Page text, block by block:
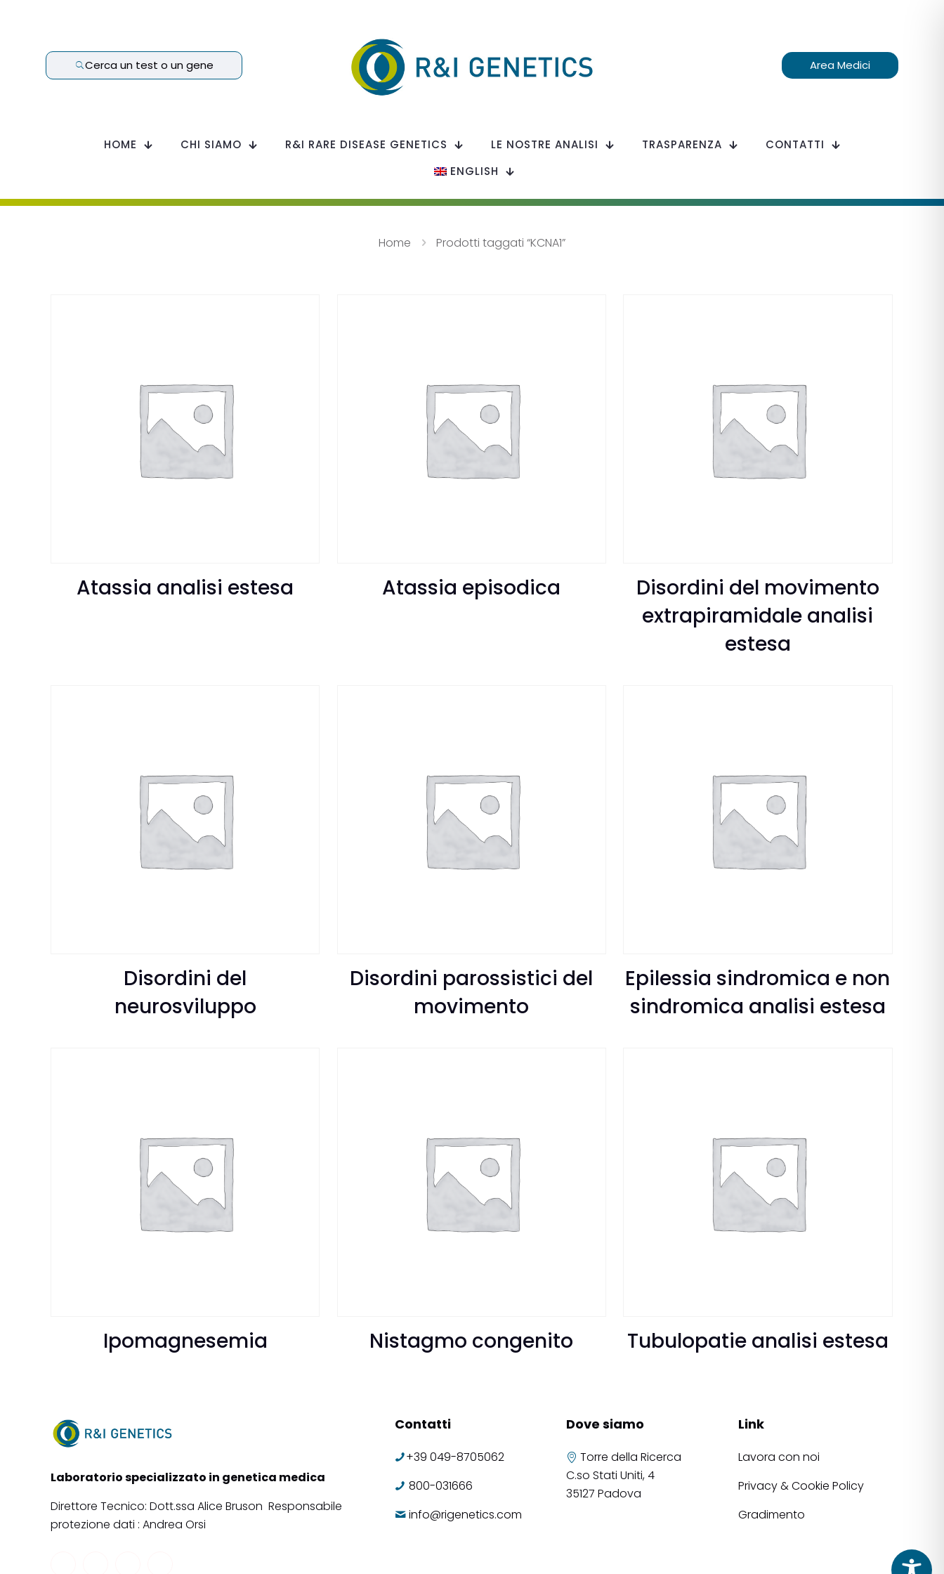
Cerca un test o un gene Area Medici
HOME CHI SIAMO R&I RARE DISEASE GENETICS LE NOSTRE ANALISI TRASPARENZA
CONTATTI
ENGLISH
Home Prodotti taggati “KCNA1”
Atassia analisi estesa Atassia episodica
Disordini del movimento
extrapiramidale analisi
estesa
Disordini del
neurosviluppo
Disordini parossistici del
movimento
Epilessia sindromica e non
sindromica analisi estesa
Ipomagnesemia Nistagmo congenito Tubulopatie analisi estesa
Laboratorio specializzato in genetica medica
Direttore Tecnico: Dott.ssa Alice Bruson Responsabile
protezione dati : Andrea Orsi
Contatti
+39 049-8705062
800-031666
info@rigenetics.com
Dove siamo
Torre della Ricerca
C.so Stati Uniti, 4
35127 Padova
Link
Lavora con noi
Privacy & Cookie Policy
Gradimento